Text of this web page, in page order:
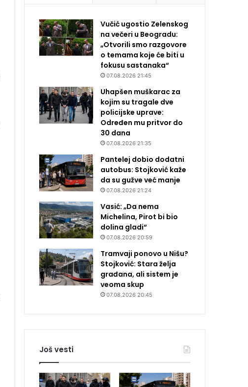
Vučić ugostio Zelenskog
na večeri u Beogradu:
„Otvorili smo razgovore
o temama koje će biti u
fokusu sastanaka“
07.08.2026 21:45
Uhapšen muškarac za
kojim su tragale dve
policijske uprave:
Određen mu pritvor do
30 dana
07.08.2026 21:35
Pantelej dobio dodatni
autobus: Stojković kaže
da su gužve već manje
07.08.2026 21:24
Vasić: „Da nema
Michelina, Pirot bi bio
dolina gladi“
07.08.2026 20:59
Tramvaji ponovo u Nišu?
Stojković: Stara želja
građana, ali sistem je
veoma skup
07.08.2026 20:45
Još vesti